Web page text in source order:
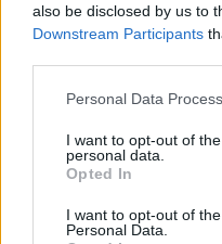
also be disclosed by us to
Downstream Participants
Please note that this
not limited to your visit or
grant or deny consent to
use your data for below
consent section.
Personal Data
I want to opt-out of
personal data.
Opted In
I want to opt-out of
Personal Data.
Οι πλουσιότεροι
Για να